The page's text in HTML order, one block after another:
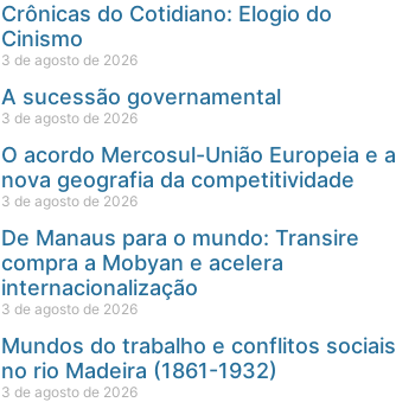
Crônicas do Cotidiano: Elogio do
Cinismo
3 de agosto de 2026
A sucessão governamental
3 de agosto de 2026
O acordo Mercosul-União Europeia e a
nova geografia da competitividade
3 de agosto de 2026
De Manaus para o mundo: Transire
compra a Mobyan e acelera
internacionalização
3 de agosto de 2026
Mundos do trabalho e conflitos sociais
no rio Madeira (1861-1932)
3 de agosto de 2026